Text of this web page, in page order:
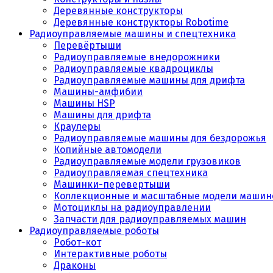
Деревянные конструкторы
Деревянные конструкторы Robotime
Радиоуправляемые машины и спецтехника
Перевёртыши
Радиоуправляемые внедорожники
Радиоуправляемые квадроциклы
Радиоуправляемые машины для дрифта
Машины-амфибии
Машины HSP
Машины для дрифта
Краулеры
Радиоуправляемые машины для бездорожья
Копийные автомодели
Радиоуправляемые модели грузовиков
Радиоуправляемая спецтехника
Машинки-перевертыши
Коллекционные и масштабные модели
Мотоциклы на радиоуправлении
Запчасти для радиоуправляемых машин
Радиоуправляемые роботы
Робот-кот
Интерактивные роботы
Драконы